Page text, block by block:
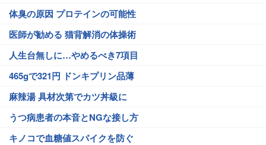
体臭の原因 プロテインの可能性
医師が勧める 猫背解消の体操術
人生台無しに…やめるべき7項目
465gで321円 ドンキプリン品薄
麻辣湯 具材次第でカツ丼級に
うつ病患者の本音とNGな接し方
キノコで血糖値スパイクを防ぐ